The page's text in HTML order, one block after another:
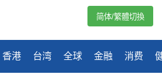
香港 台湾 全球 金融 消费
简体/繁體切換